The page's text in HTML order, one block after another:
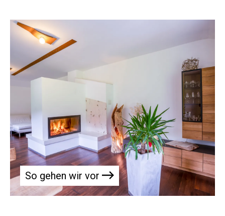
So gehen wir vor